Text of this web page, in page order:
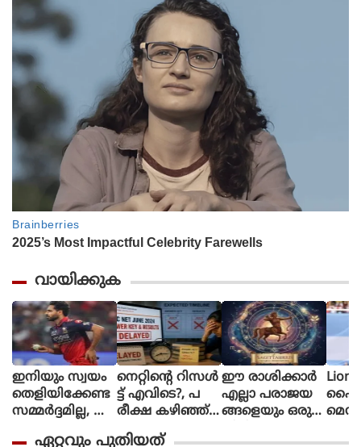
വായിക്കുക
ഇനിയും സ്വയം
തെളിയിക്കേണ്ട
സമ്മർദ്ദമില്ല, അ
നെറ്റിൻ്റെ റിസൾ
ട്ട് എവിടെ?, പ
രീക്ഷ കഴിഞ്ഞ്
ഒരു മാസ
ഈ രാശിക്കാര്‍
എല്ലാ പരാജയ
ങ്ങളെയും ഒരു
ഏറ്റവും പുതിയത്